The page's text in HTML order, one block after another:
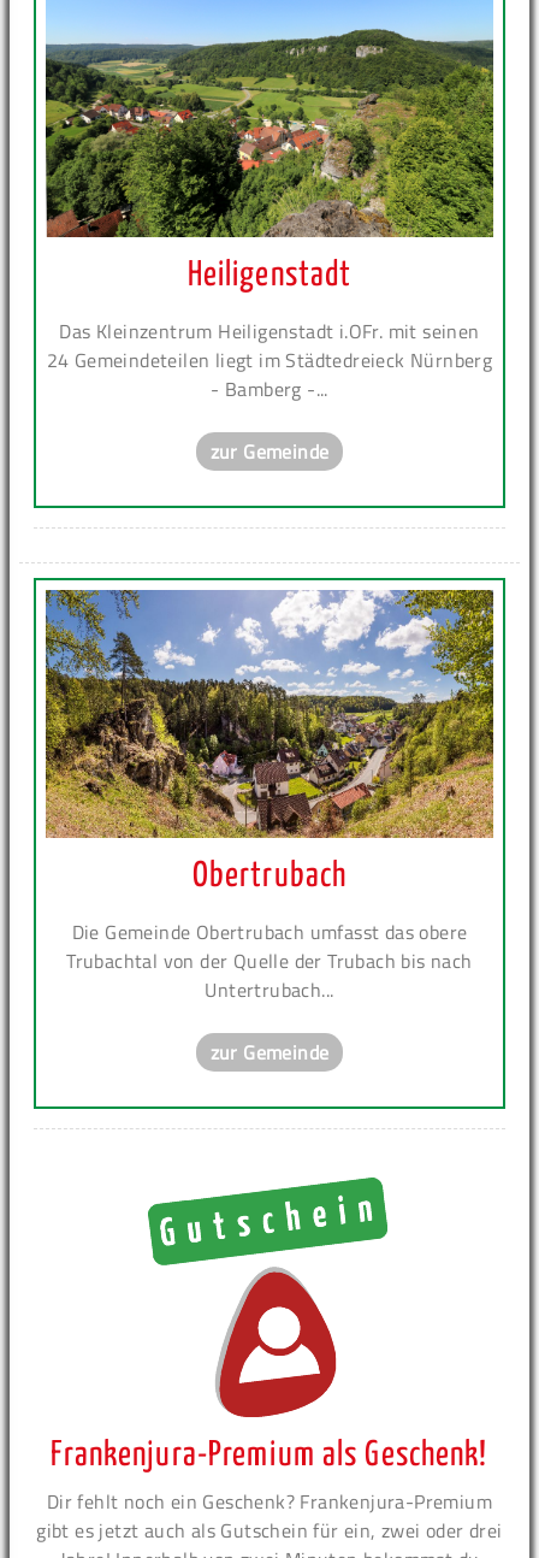
Heiligenstadt
Das Kleinzentrum Heiligenstadt i.OFr. mit seinen
24 Gemeindeteilen liegt im Städtedreieck Nürnberg
- Bamberg -...
zur Gemeinde
Obertrubach
Die Gemeinde Obertrubach umfasst das obere
Trubachtal von der Quelle der Trubach bis nach
Untertrubach...
zur Gemeinde
Frankenjura-Premium als Geschenk!
Dir fehlt noch ein Geschenk? Frankenjura-Premium
gibt es jetzt auch als Gutschein für ein, zwei oder drei